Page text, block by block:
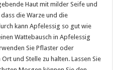
Haut mit milder Seife und
die Warze und die
kann Apfelessig so gut wie
Wattebausch in Apfelessig
Sie Pflaster oder
und Stelle zu halten. Lassen Sie